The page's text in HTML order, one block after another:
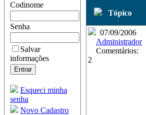
Codinome
Senha
Salvar
informações
Esqueci minha
senha
Novo Cadastro
Tópico
07/09/2006
Administrador
Comentários:
2